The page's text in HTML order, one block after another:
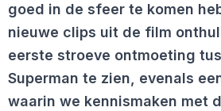
goed in de sfeer te komen
nieuwe clips uit de film
eerste stroeve ontmoeting
Superman te zien, evenals
waarin we kennismaken met